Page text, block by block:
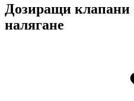
Дозиращи клапани
налягане